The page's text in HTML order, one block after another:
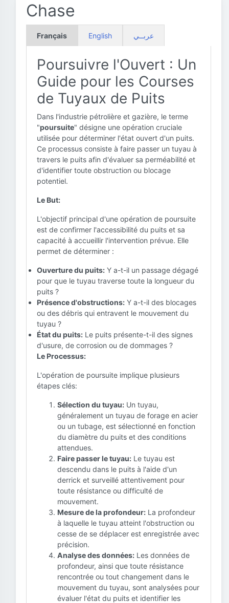
Chase
Français English عربــي
Poursuivre l'Ouvert : Un
Guide pour les Courses
de Tuyaux de Puits
Dans l'industrie pétrolière et gazière, le terme
"poursuite" désigne une opération cruciale
utilisée pour déterminer l'état ouvert d'un puits.
Ce processus consiste à faire passer un tuyau à
travers le puits afin d'évaluer sa perméabilité et
d'identifier toute obstruction ou blocage
potentiel.
Le But:
L'objectif principal d'une opération de poursuite
est de confirmer l'accessibilité du puits et sa
capacité à accueillir l'intervention prévue. Elle
permet de déterminer :
Ouverture du puits: Y a-t-il un passage dégagé
pour que le tuyau traverse toute la longueur du
puits ?
Présence d'obstructions: Y a-t-il des blocages
ou des débris qui entravent le mouvement du
tuyau ?
État du puits: Le puits présente-t-il des signes
d'usure, de corrosion ou de dommages ?
Le Processus:
L'opération de poursuite implique plusieurs
étapes clés:
Sélection du tuyau: Un tuyau,
généralement un tuyau de forage en acier
ou un tubage, est sélectionné en fonction
du diamètre du puits et des conditions
attendues.
Faire passer le tuyau: Le tuyau est
descendu dans le puits à l'aide d'un
derrick et surveillé attentivement pour
toute résistance ou difficulté de
mouvement.
Mesure de la profondeur: La profondeur
à laquelle le tuyau atteint l'obstruction ou
cesse de se déplacer est enregistrée avec
précision.
Analyse des données: Les données de
profondeur, ainsi que toute résistance
rencontrée ou tout changement dans le
mouvement du tuyau, sont analysées pour
évaluer l'état du puits et identifier les